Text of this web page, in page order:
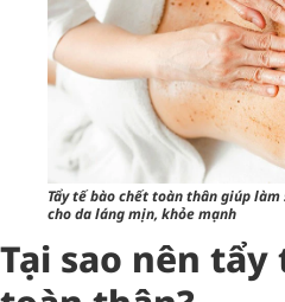
Tẩy tế bào chết toàn thân giúp
cho da láng mịn, khỏe mạnh
Tại sao nên